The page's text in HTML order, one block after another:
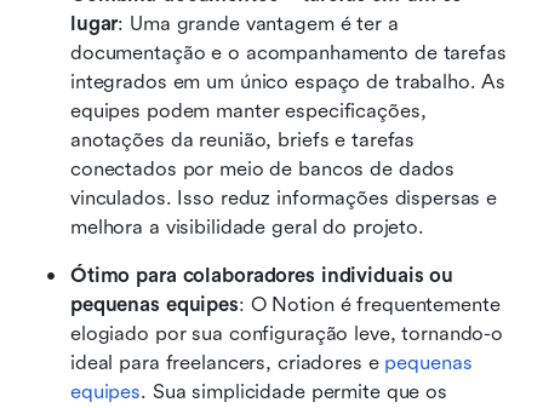
lugar: Uma grande vantagem é ter a
documentação e o acompanhamento de tarefas
integrados em um único espaço de trabalho. As
equipes podem manter especificações,
anotações da reunião, briefs e tarefas
conectados por meio de bancos de dados
vinculados. Isso reduz informações dispersas e
melhora a visibilidade geral do projeto.
Ótimo para colaboradores individuais ou
pequenas equipes: O Notion é frequentemente
elogiado por sua configuração leve, tornando-o
ideal para freelancers, criadores e pequenas
equipes. Sua simplicidade permite que os